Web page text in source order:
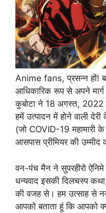
Anime fans, प्रसन्न हों!
आधिकारिक रूप से अपने मार्ग
कुबोटा ने 18 अगस्त, 2022
हमें उत्पादन में होने वाली
(जो COVID-19
आसपास प्रीमियर की
वन-पंच मैन ने सुपरहीरो ऐनिमे
धन्यवाद इसकी दिलचस्प
की वजह से। हम उत्साह से
आपको बताता हूं कि आपको